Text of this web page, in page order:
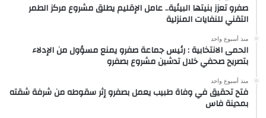
صفرو تعزز بنيتها البيئية.. عامل الإقليم يطلق مشروع مركز الطمر
التقني للنفايات المنزلية
منذ أسبوع واحد
الحمى الانتخابية : رئيس جماعة صفرو يمنع مسؤول من الإدلاء
بتصريح صحفي خلال تدشين مشروع بصفرو
منذ أسبوع واحد
فتح تحقيق في وفاة طبيب يعمل بصفرو إثر سقوطه من شرفة شقته
بمدينة فاس